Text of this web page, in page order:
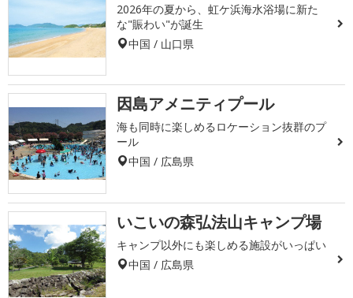
2026年の夏から、虹ケ浜海水浴場に新た
な"賑わい"が誕生
中国 / 山口県
因島アメニティプール
海も同時に楽しめるロケーション抜群のプ
ール
中国 / 広島県
いこいの森弘法山キャンプ場
キャンプ以外にも楽しめる施設がいっぱい
中国 / 広島県